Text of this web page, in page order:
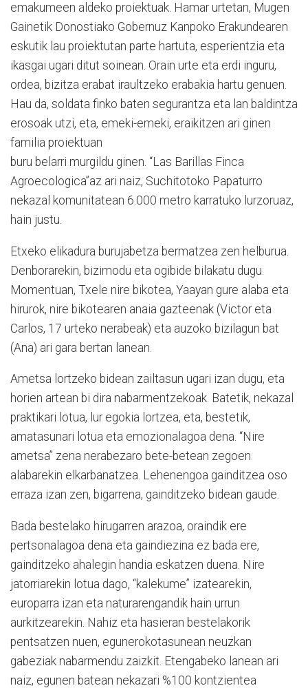
emakumeen aldeko proiektuak. Hamar urtetan, Mugen
Gainetik Donostiako Gobernuz Kanpoko Erakundearen
eskutik lau proiektutan parte hartuta, esperientzia eta
ikasgai ugari ditut soinean. Orain urte eta erdi inguru,
ordea, bizitza erabat iraultzeko erabakia hartu genuen.
Hau da, soldata finko baten segurantza eta lan baldintza
erosoak utzi, eta, emeki-emeki, eraikitzen ari ginen
familia proiektuan
buru belarri murgildu ginen. “Las Barillas Finca
Agroecologica”az ari naiz, Suchitotoko Papaturro
nekazal komunitatean 6.000 metro karratuko lurzoruaz,
hain justu.
Etxeko elikadura burujabetza bermatzea zen helburua.
Denborarekin, bizimodu eta ogibide bilakatu dugu.
Momentuan, Txele nire bikotea, Yaayan gure alaba eta
hirurok, nire bikotearen anaia gazteenak (Victor eta
Carlos, 17 urteko nerabeak) eta auzoko bizilagun bat
(Ana) ari gara bertan lanean.
Ametsa lortzeko bidean zailtasun ugari izan dugu, eta
horien artean bi dira nabarmentzekoak. Batetik, nekazal
praktikari lotua, lur egokia lortzea, eta, bestetik,
amatasunari lotua eta emozionalagoa dena. “Nire
ametsa” zena nerabezaro bete-betean zegoen
alabarekin elkarbanatzea. Lehenengoa gainditzea oso
erraza izan zen, bigarrena, gainditzeko bidean gaude.
Bada bestelako hirugarren arazoa, oraindik ere
pertsonalagoa dena eta gaindiezina ez bada ere,
gainditzeko ahalegin handia eskatzen duena. Nire
jatorriarekin lotua dago, “kalekume” izatearekin,
europarra izan eta naturarengandik hain urrun
aurkitzearekin. Nahiz eta hasieran bestelakorik
pentsatzen nuen, egunerokotasunean neuzkan
gabeziak nabarmendu zaizkit. Etengabeko lanean ari
naiz, egunen batean nekazari %100 kontzientea